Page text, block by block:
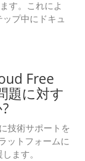
す。これによ
プ中にドキュ
Free
題に対す
技術サポートを
ットフォームに
ます。